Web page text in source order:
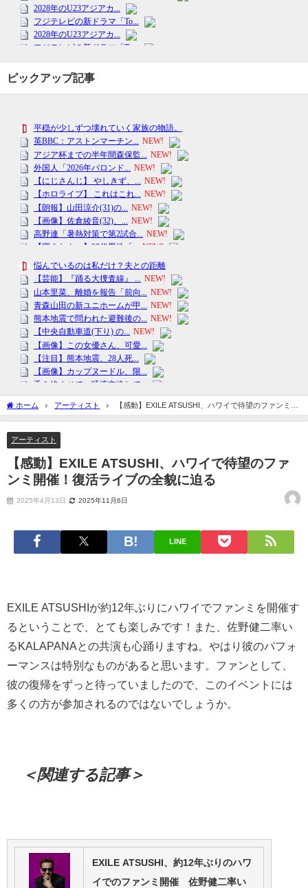
ピックアップ記事
ホーム アーティスト
【感動】EXILE ATSUSHI、ハワイで待望のファンミ開
催！復活ライブの全貌に迫る
アーティスト
【感動】EXILE ATSUSHI、ハワイで待望のファ
ンミ開催！復活ライブの全貌に迫る
2025年4月13日 2025年11月6日
LINE
EXILE ATSUSHIが約12年ぶりにハワイでファンミを開催す
るということで、とても楽しみです！また、佐野健二率い
るKALAPANAとの共演も心踊りますね。やはり彼のパフォ
ーマンスは特別なものがあると思います。ファンとして、
彼の復帰をずっと待っていましたので、このイベントには
多くの方が参加されるのではないでしょうか。
＜関連する記事＞
EXILE ATSUSHI、約12年ぶりのハワ
イでのファンミ開催 佐野健二率い